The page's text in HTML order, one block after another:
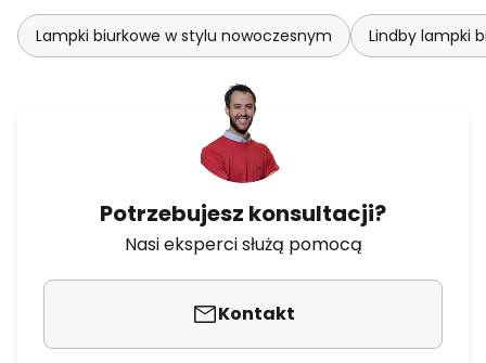
Lampki biurkowe w stylu nowoczesnym Lindby lampki
Potrzebujesz konsultacji?
Nasi eksperci służą pomocą
Kontakt